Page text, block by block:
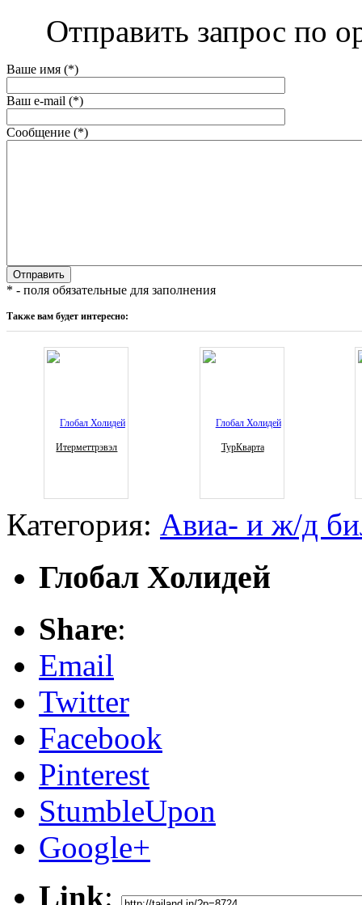
Отправить запрос по
Ваше имя (*)
Ваш e-mail (*)
Сообщение (*)
* - поля обязательные для заполнения
Также вам будет интересно:
Итерметтрэвэл ТурКварта
Категория: Авиа- и ж/д
Глобал Холидей
Share:
Email
Twitter
Facebook
Pinterest
StumbleUpon
Google+
Link: